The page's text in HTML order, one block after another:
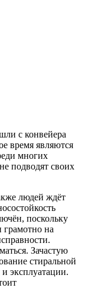
с конвейера
время являются
многих
подводят своих
людей ждёт
поскольку
грамотно на
Зачастую
стиральной
эксплуатации.